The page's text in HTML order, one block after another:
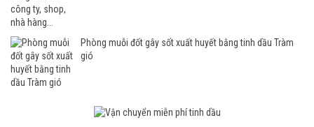
Phòng muỗi đốt gây sốt xuất huyết bằng tinh dầu Tràm
gió